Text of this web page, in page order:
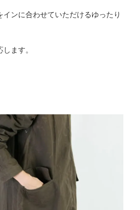
インに合わせていただけるゆったり
ます。